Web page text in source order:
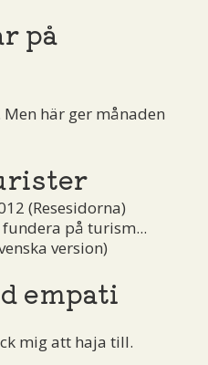
på
här ger månaden
(Resesidorna)
på turism...
version)
empati
mig att haja till.